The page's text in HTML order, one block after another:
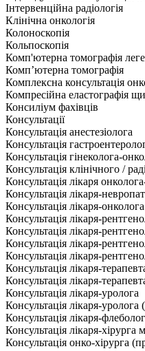
Інтервенційна радіологія
Клінічна онкологія
Колоноскопія
Кольпоскопія
Комп'ютерна томографія
Комп’ютерна томографія
Комплексна консультація
Компресійна еластографія
Консиліум фахівців
Консультації
Консультація анестезіолога
Консультація
Консультація гінеколога-
Консультація клінічного /
Консультація лікаря
Консультація лікаря-
Консультація лікаря-онколога
Консультація лікаря-
Консультація лікаря-
Консультація лікаря-
Консультація лікаря-
Консультація лікаря-
Консультація лікаря-
Консультація лікаря-уролога
Консультація лікаря-уролога
Консультація лікаря-
Консультація лікаря-хірурга
Консультація онко-хірурга